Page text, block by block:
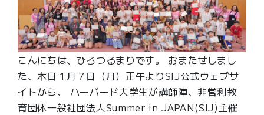
こんにちは、ひろつるまりです。 おまたせしまし
た、本日１月７日（月）正午よりSIJ公式ウェブサ
イトから、 ハーバード大学生が講師陣、非営利教
育団体一般社団法人Summer in JAPAN(SIJ)主催